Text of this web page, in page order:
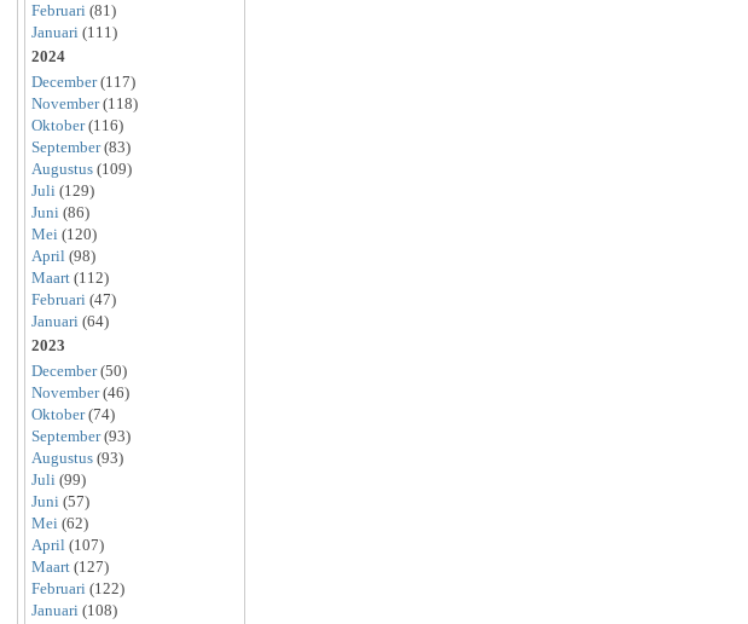
Februari (81)
Januari (111)
2024
December(117)
November(118)
Oktober(116)
September(83)
Augustus (109)
Juli (129)
Juni (86)
Mei (120)
April (98)
Maart (112)
Februari (47)
Januari (64)
2023
December(50)
November(46)
Oktober(74)
September(93)
Augustus (93)
Juli (99)
Juni (57)
Mei (62)
April (107)
Maart (127)
Februari (122)
Januari (108)